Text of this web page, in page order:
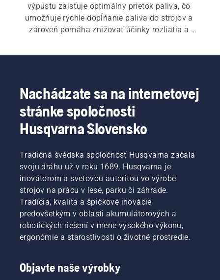
výpustu zaisťuje optimálny prietok paliva, čo
umožňuje rýchle dopĺňanie paliva do strojov a
zároveň pomáha znižovať účinky rozliatia a
Nachádzate sa na internetovej
stránke spoločnosti
Husqvarna Slovensko
Tradičná švédska spoločnosť Husqvarna začala
svoju dráhu už v roku 1689. Husqvarna je
inovátorom a svetovou autoritou vo výrobe
strojov na prácu v lese, parku či záhrade.
Tradícia, kvalita a špičkové inovácie
predovšetkým v oblasti akumulátorových a
robotických riešení v mene vysokého výkonu,
ergonómie a starostlivosti o životné prostredie.
Objavte naše výrobky